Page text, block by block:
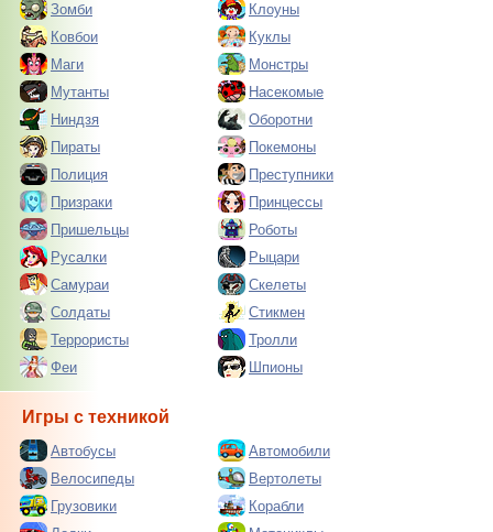
Зомби
Клоуны
Ковбои
Куклы
Маги
Монстры
Мутанты
Насекомые
Ниндзя
Оборотни
Пираты
Покемоны
Полиция
Преступники
Призраки
Принцессы
Пришельцы
Роботы
Русалки
Рыцари
Самураи
Скелеты
Солдаты
Стикмен
Террористы
Тролли
Феи
Шпионы
Игры с техникой
Автобусы
Автомобили
Велосипеды
Вертолеты
Грузовики
Корабли